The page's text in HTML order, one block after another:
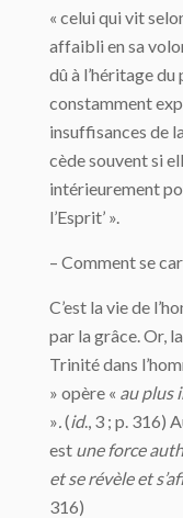
« celui qui vit
affaibli en sa
dû à l’héritage du
constamment
insuffisances de
cède souvent si
intérieurement
l’Esprit’ ».
– Comment se
C’est la vie de
par la grâce. Or,
Trinité dans
» opère « au plus
».(id., 3 ; p. 316)
est une force
et se révèle et
316)